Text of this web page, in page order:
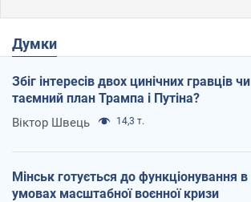
Думки
Збіг інтересів двох цинічних гравців чи
таємний план Трампа і Путіна?
Віктор Швець 14,3 т.
Мінськ готується до функціонування в
умовах масштабної воєнної кризи